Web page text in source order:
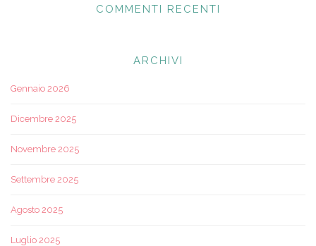
COMMENTI RECENTI
ARCHIVI
Gennaio 2026
Dicembre 2025
Novembre 2025
Settembre 2025
Agosto 2025
Luglio 2025